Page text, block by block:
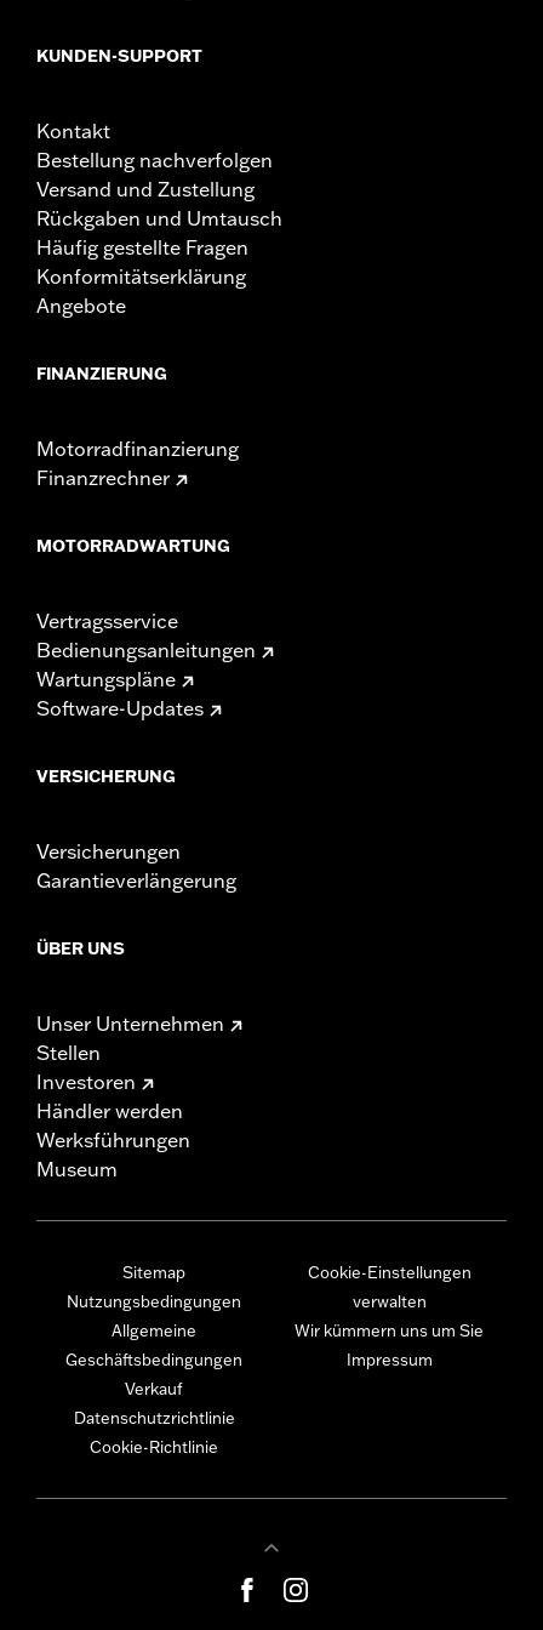
KUNDEN-SUPPORT
Kontakt
Bestellung nachverfolgen
Versand und Zustellung
Rückgaben und Umtausch
Häufig gestellte Fragen
Konformitätserklärung
Angebote
FINANZIERUNG
Motorradfinanzierung
Finanzrechner
MOTORRADWARTUNG
Vertragsservice
Bedienungsanleitungen
Wartungspläne
Software-Updates
VERSICHERUNG
Versicherungen
Garantieverlängerung
ÜBER UNS
Unser Unternehmen
Stellen
Investoren
Händler werden
Werksführungen
Museum
Sitemap
Nutzungsbedingungen
Allgemeine
Geschäftsbedingungen
Verkauf
Datenschutzrichtlinie
Cookie-Richtlinie
Cookie-Einstellungen
verwalten
Wir kümmern uns um Sie
Impressum